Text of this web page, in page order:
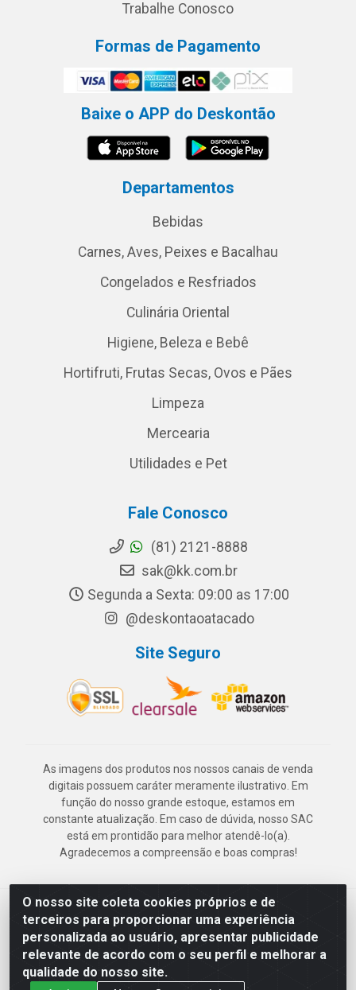
O nosso site coleta cookies próprios e de
terceiros para proporcionar uma experiência
personalizada ao usuário, apresentar publicidade
relevante de acordo com o seu perfil e melhorar a
qualidade do nosso site.
Trabalhe Conosco
Formas de Pagamento
Baixe o APP do Deskontão
Departamentos
Bebidas
Carnes, Aves, Peixes e Bacalhau
Congelados e Resfriados
Culinária Oriental
Higiene, Beleza e Bebê
Hortifruti, Frutas Secas, Ovos e Pães
Limpeza
Mercearia
Utilidades e Pet
Fale Conosco
(81) 2121-8888
sak@kk.com.br
Segunda a Sexta: 09:00 as 17:00
@deskontaoatacado
Site Seguro
As imagens dos produtos nos nossos canais de venda
digitais possuem caráter meramente ilustrativo. Em
função do nosso grande estoque, estamos em
constante atualização. Em caso de dúvida, nosso SAC
está em prontidão para melhor atendê-lo(a).
Agradecemos a compreensão e boas compras!
Deskontão Atacado - Av. Marechal Mascarenhas de Morais, 2471 -
Imbiribeira - Recife/PE - CEP 51.150-001 - CNPJ 24.150.377/0003-
57